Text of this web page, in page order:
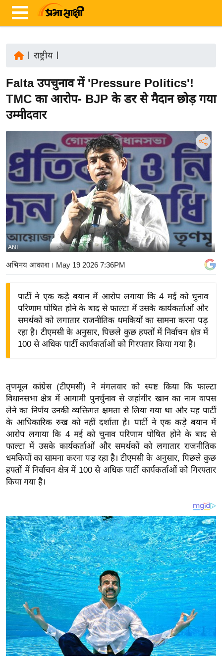
ज़ा
ख
र
ष्ट्री
य
अं
त
र्रा
ष्ट्री
य
बि
ज़
ने
द्यो
वि
शे
ष
ज्ञ
रा
य
ब
ज
ट
ल
क्रि
के
ट
I
P
L
2
2
6
राष्ट्रीय|
Falta उपचुनाव में 'Pressure Politics'!
TMC का आरोप- BJP के डर से मैदान छोड़ गया
उम्मीदवार
ANI
अभिनय आकाश। May 19 2026 7:36PM
पार्टी ने एक कड़े बयान में आरोप लगाया कि 4 मई को चुनाव
परिणाम घोषित होने के बाद से फाल्टा में उसके कार्यकर्ताओं और
समर्थकों को लगातार राजनीतिक धमकियों का सामना करना पड़
रहा है। टीएमसी के अनुसार, पिछले कुछ हफ्तों में निर्वाचन क्षेत्र में
100 से अधिक पार्टी कार्यकर्ताओं को गिरफ्तार किया गया है।
तृणमूल कांग्रेस (टीएमसी) ने मंगलवार को स्पष्ट किया कि फाल्टा
विधानसभा क्षेत्र में आगामी पुनर्चुनाव से जहांगीर खान का नाम वापस
लेने का निर्णय उनकी व्यक्तिगत क्षमता से लिया गया था और यह पार्टी
के आधिकारिक रुख को नहीं दर्शाता है। पार्टी ने एक कड़े बयान में
आरोप लगाया कि 4 मई को चुनाव परिणाम घोषित होने के बाद से
फाल्टा में उसके कार्यकर्ताओं और समर्थकों को लगातार राजनीतिक
धमकियों का सामना करना पड़ रहा है। टीएमसी के अनुसार, पिछले कुछ
हफ्तों में निर्वाचन क्षेत्र में 100 से अधिक पार्टी कार्यकर्ताओं को गिरफ्तार
किया गया है।